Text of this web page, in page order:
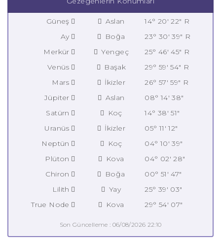
Güneş Aslan
14° 20' 22" R
Ay
Boğa
23° 30' 39" R
Merkür
Yengeç
25° 46' 45" R
Venüs
Başak
29° 59' 54" R
Mars
İkizler
26° 57' 59" R
Jüpiter
Aslan
08° 14' 38"
Satürn
Koç
14° 38' 51"
Uranüs
İkizler
05° 11' 12"
Neptün
Koç
04° 10' 39"
Plüton
Kova
04° 02' 28"
Chiron
Boğa
00° 51' 47"
Lilith
Yay
25° 39' 03"
True Node
Kova 29° 54' 07"
Son Güncelleme : 06/08/2026 22:10